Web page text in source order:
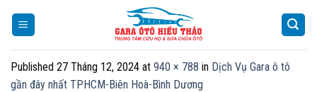
Published 27 Tháng 12, 2024 at 940 × 788 in Dịch Vụ Gara ô tô
gần đây nhất TPHCM-Biên Hoà-Bình Dương